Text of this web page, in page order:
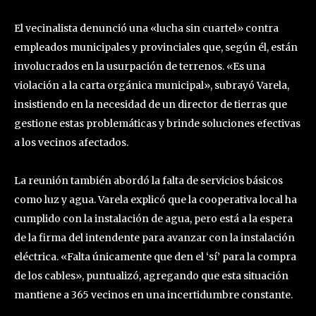
El vecinalista denunció una «lucha sin cuartel» contra
empleados municipales y provinciales que, según él, están
involucrados en la usurpación de terrenos. «Es una
violación a la carta orgánica municipal», subrayó Varela,
insistiendo en la necesidad de un director de tierras que
gestione estas problemáticas y brinde soluciones efectivas
a los vecinos afectados.
La reunión también abordó la falta de servicios básicos
como luz y agua. Varela explicó que la cooperativa local ha
cumplido con la instalación de agua, pero está a la espera
de la firma del intendente para avanzar con la instalación
eléctrica. «Falta únicamente que den el ‘sí’ para la compra
de los cables», puntualizó, agregando que esta situación
mantiene a 365 vecinos en una incertidumbre constante.